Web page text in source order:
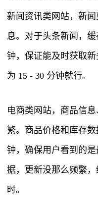
新闻资讯类网站，新
息。对于头条新闻，
钟，保证能及时获取
为 15 - 30 分钟就行。
电商类网站，商品信
繁。商品价格和库存
钟，确保用户看到的
据，更新没那么频繁
时。